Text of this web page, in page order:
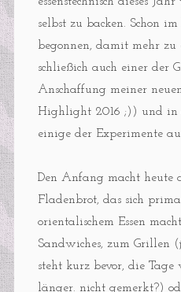
selbst zu backen. Schon
begonnen, damit mehr
schließich auch einer der
Anschaffung meiner
Highlight 2016 ;)) und in
einige der Experimente
Den Anfang macht heute
Fladenbrot, das sich
orientalischem Essen
Sandwiches, zum Grillen
steht kurz bevor, die Tage
länger. nicht gemerkt?)